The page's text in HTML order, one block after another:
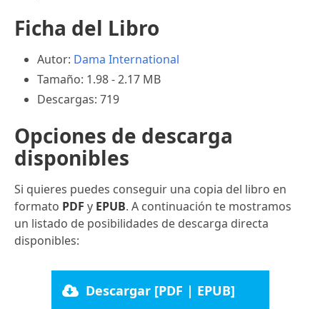
Ficha del Libro
Autor: Dama International
Tamaño: 1.98 - 2.17 MB
Descargas: 719
Opciones de descarga
disponibles
Si quieres puedes conseguir una copia del libro en
formato PDF y EPUB. A continuación te mostramos
un listado de posibilidades de descarga directa
disponibles:
Descargar [PDF | EPUB]